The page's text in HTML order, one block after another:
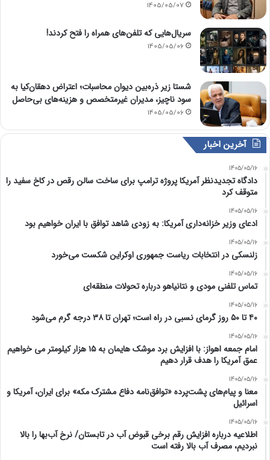
1405/05/07
سریال‌هایی که تلفن‌های همراه را فتح کردند!
1405/05/06
شستا زیر ذره‌بین دیوان محاسبات؛ اعتراض دهقان‌کیا به
سود ناچیز، مدیران غیرمتخصص و هزینه‌های بی‌حاصل
1405/05/06
آخرین اخبار
1405/05/16
دادگاه تجدیدنظر آمریکا پروژه ترامپ برای ساخت سالن رقص در کاخ سفید را
متوقف کرد
1405/05/16
ادعای وزیر خزانه‌داری آمریکا: به زودی شاهد توافق با ایران خواهیم بود
1405/05/16
زلنسکی در انتخابات ریاست جمهوری اوکراین شکست می‌خورد
1405/05/16
تماس تلفنی مودی و نتانیاهو درباره تحولات منطقه‌ای
1405/05/16
۴۰ تا ۵۰ روز گرمای نسبی در راه است؛ تهران تا ۳۸ درجه گرم می‌شود
1405/05/16
امام‌ جمعه اهواز: با افزایش برد موشک هایمان به ۱۵ هزار کیلومتر می خواهیم
عمق آمریکا را هدف قرار دهیم
1405/05/16
معنا و پیام‌های پشت‌پرده «توافق‌نامه دفاع مشترک مکه» برای ایران، آمریکا و
اسرائیل
1405/05/16
اطلاعیه درباره افزایش رقم برخی قبوض آب در تابستان/ نرخ آب‌بها را بالا
نبردیم، مصرف آب بالا رفته است